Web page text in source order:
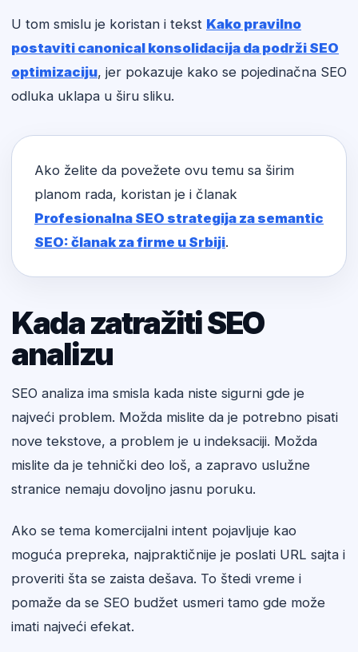
U tom smislu je koristan i tekst Kako pravilno
postaviti canonical konsolidacija da podrži SEO
optimizaciju, jer pokazuje kako se pojedinačna SEO
odluka uklapa u širu sliku.
Ako želite da povežete ovu temu sa širim
planom rada, koristan je i članak
Profesionalna SEO strategija za semantic
SEO: članak za firme u Srbiji.
Kada zatražiti SEO
analizu
SEO analiza ima smisla kada niste sigurni gde je
najveći problem. Možda mislite da je potrebno pisati
nove tekstove, a problem je u indeksaciji. Možda
mislite da je tehnički deo loš, a zapravo uslužne
stranice nemaju dovoljno jasnu poruku.
Ako se tema komercijalni intent pojavljuje kao
moguća prepreka, najpraktičnije je poslati URL sajta i
proveriti šta se zaista dešava. To štedi vreme i
pomaže da se SEO budžet usmeri tamo gde može
imati najveći efekat.